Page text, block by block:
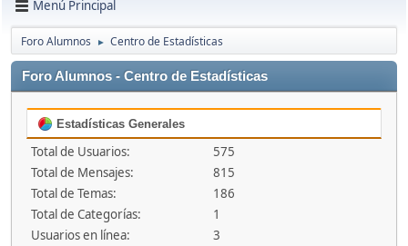
Menú Principal
Foro Alumnos ► Centro de Estadísticas
Foro Alumnos - Centro de Estadísticas
Estadísticas Generales
Total de Usuarios:
575
Total de Mensajes:
815
Total de Temas:
186
Total de Categorías:
1
Usuarios en línea:
3